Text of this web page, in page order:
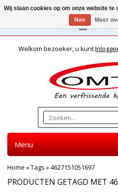
Nederlands
Welkom bezoeker, u kunt
Menu
Home »Tags »4627151051697
PRODUCTEN GETAGD MET
Wij slaan cookies op om onze website
Nee
Meer